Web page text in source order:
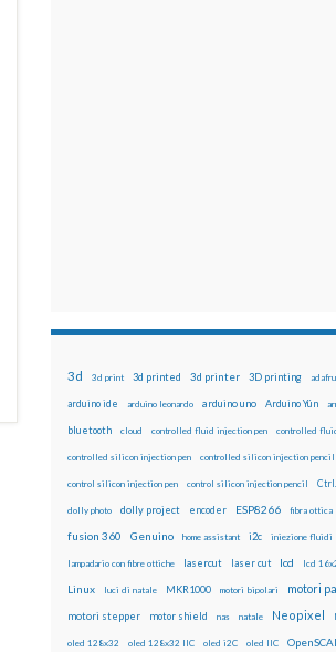
3d 3d print 3d printed 3d printer 3D printing
arduino ide arduino leonardo arduino uno Arduino Yún
bluetooth cloud controlled fluid injection pen controlled
controlled silicon injection pen controlled silicon injection pencil
control silicon injection pen control silicon injection pencil
dolly photo dolly project encoder ESP8266 fibra ottica
fusion 360 Genuino home assistant i2c iniezione fluidi
lampadario con fibre ottiche lasercut laser cut lcd lcd
Linux luci di natale MKR1000 motori bipolari motori
motori stepper motor shield nas natale Neopixel
oled 128x32 oled 128x32 IIC oled i2C oled IIC